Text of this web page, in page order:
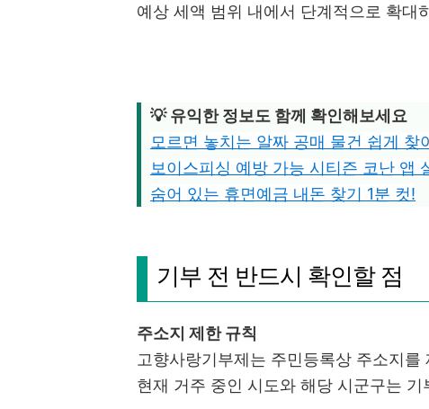
예상 세액 범위 내에서 단계적으로 확대
💡 유익한 정보도 함께 확인해보세요
모르면 놓치는 알짜 공매 물건 쉽게 찾
보이스피싱 예방 가능 시티즌 코난 앱
숨어 있는 휴면예금 내돈 찾기 1분 컷!
기부 전 반드시 확인할 점
주소지 제한 규칙
고향사랑기부제는 주민등록상 주소지
현재 거주 중인 시도와 해당 시군구는